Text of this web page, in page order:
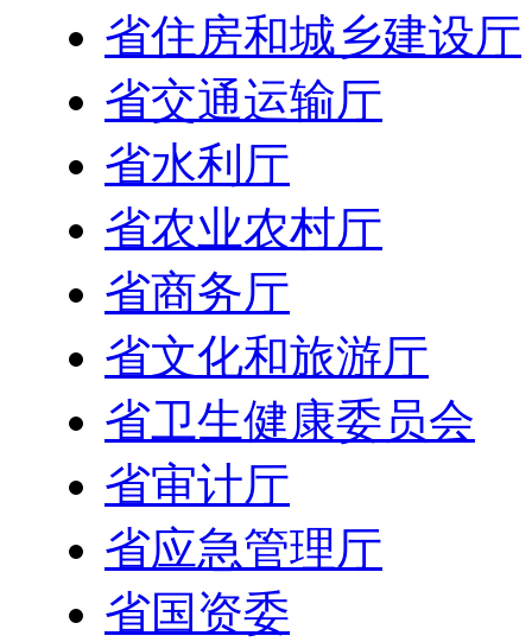
省住房和城乡建设厅
省交通运输厅
省水利厅
省农业农村厅
省商务厅
省文化和旅游厅
省卫生健康委员会
省审计厅
省应急管理厅
省国资委